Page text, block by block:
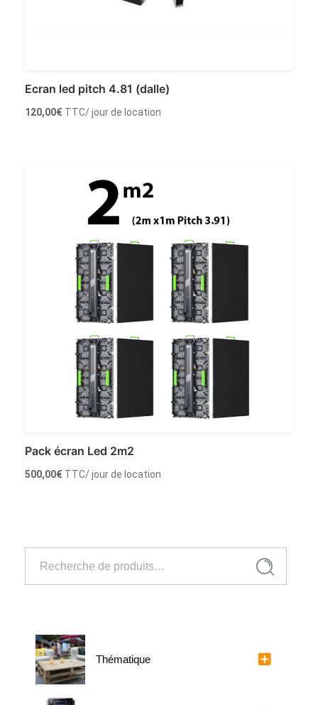
pour :
Recherche
Thématique
Ecran led pitch 4.81 (dalle)
120,00€ TTC/ jour de location
Ajouter au panier
Pack écran Led 2m2
500,00€ TTC/ jour de location